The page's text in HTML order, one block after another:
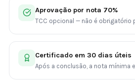
Aprovação por nota 70%
TCC opcional — não é obrigatório
Certificado em 30 dias úteis
Após a conclusão, a nota mínima